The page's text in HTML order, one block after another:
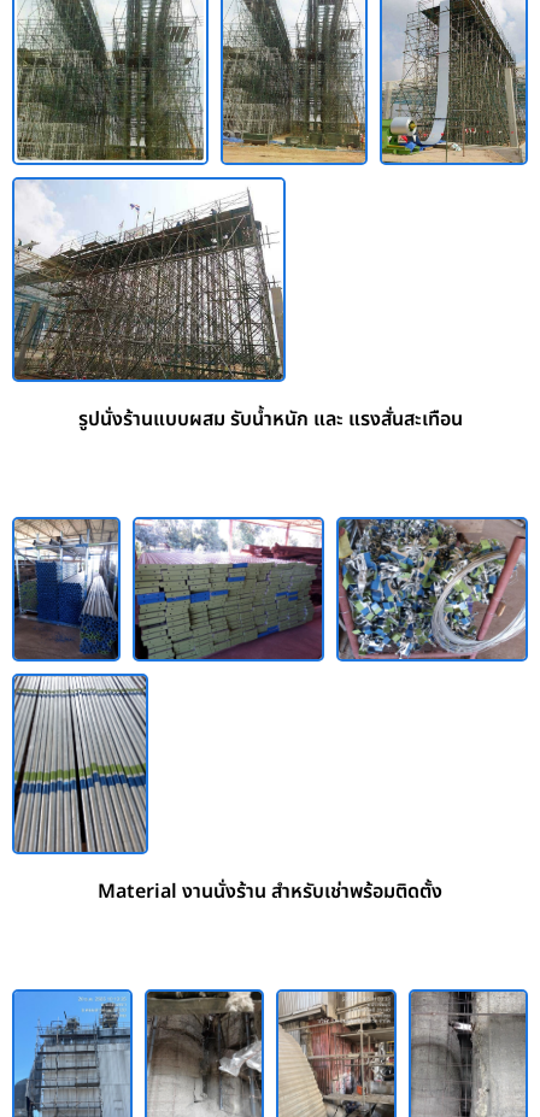
รูปนั่งร้านแบบผสม รับน้ำหนัก และ แรงสั่นสะเทือน
Material งานนั่งร้าน สำหรับเช่าพร้อมติดตั้ง